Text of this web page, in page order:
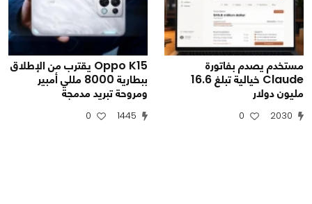
مستخدم يصدم بفاتورة
Claude خيالية تبلغ 16.6
مليون دولار
2030
0
Oppo K15 يقترب من الإطلاق
ببطارية 8000 مللي أمبير
ومروحة تبريد مدمجة
1445
0